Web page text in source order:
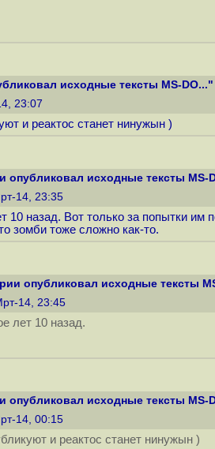
исходные тексты MS-DO..."
23:07
и реактос станет нинужын )
опубликовал исходные тексты MS-
14, 23:35
10 назад. Вот только за попытки им
зомби тоже сложно как-то.
опубликовал исходные тексты
14, 23:45
лет 10 назад.
опубликовал исходные тексты MS-
14, 00:15
и реактос станет нинужын )